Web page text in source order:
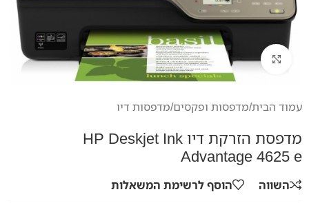
לחץ להגדלה
עמוד הבית/מדפסות ופקסים/מדפסות דיו
מדפסת הזרקת דיו HP Deskjet Ink
Advantage 4625 e
השווה הוסף לרשימת המשאלות